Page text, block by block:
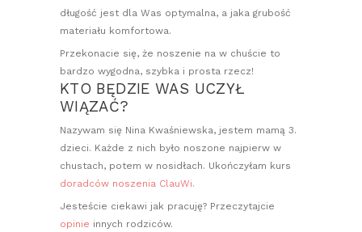
długość jest dla Was optymalna, a jaka grubość
materiału komfortowa.
Przekonacie się, że noszenie na w chuście to
bardzo wygodna, szybka i prosta rzecz!
KTO BĘDZIE WAS UCZYŁ
WIĄZAĆ?
Nazywam się Nina Kwaśniewska, jestem mamą 3.
dzieci. Każde z nich było noszone najpierw w
chustach, potem w nosidłach. Ukończyłam kurs
doradców noszenia ClauWi.
Jesteście ciekawi jak pracuję? Przeczytajcie
opinie innych rodziców.